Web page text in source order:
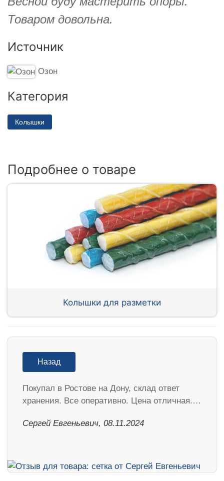
Товаром довольна.
Источник
Озон
Категория
Колышки
Подробнее о товаре
Колышки для разметки
Назад
Покупал в Ростове на Дону, склад ответ
хранения. Все оперативно. Цена отличная.…
Сергей Евгеньевич, 08.11.2024